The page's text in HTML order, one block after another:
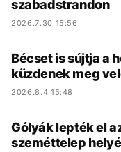
szabadstrandon
2026.7.30 15:56
Bécset is sújtja a
küzdenek meg
2026.8.4 15:48
Gólyák lepték el
szeméttelep